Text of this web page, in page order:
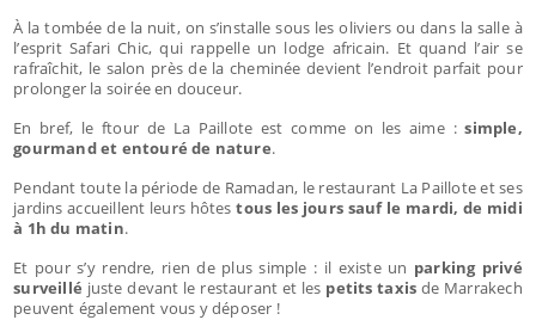
À la tombée de la nuit, on s’installe sous les oliviers ou dans la salle à
l’esprit Safari Chic, qui rappelle un lodge africain. Et quand l’air se
rafraîchit, le salon près de la cheminée devient l’endroit parfait pour
prolonger la soirée en douceur.
En bref, le ftour de La Paillote est comme on les aime :simple,
gourmand et entouré de nature.
Pendant toute la période de Ramadan, le restaurant La Paillote et ses
jardins accueillent leurs hôtestous les jours sauf le mardi, de midi
à 1h du matin.
Et pour s’y rendre, rien de plus simple : il existe un parking privé
surveillé juste devant le restaurant et les petits taxis de Marrakech
peuvent également vous y déposer !